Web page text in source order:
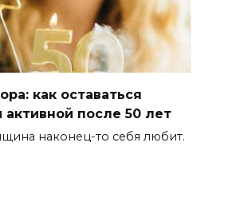
как оставаться
после 50 лет
наконец-то себя любит.